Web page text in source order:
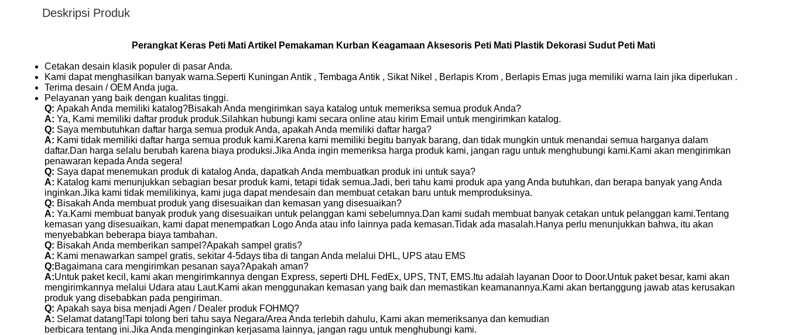
Deskripsi Produk
Perangkat Keras Peti Mati Artikel Pemakaman Kurban Keagamaan Aksesoris Peti Mati Plastik Dekorasi Sudut Peti Mati
Cetakan desain klasik populer di pasar Anda.
Kami dapat menghasilkan banyak warna.Seperti Kuningan Antik , Tembaga Antik , Sikat Nikel , Berlapis Krom , Berlapis Emas juga memiliki warna lain jika diperlukan .
Terima desain / OEM Anda juga.
Pelayanan yang baik dengan kualitas tinggi.
Q: Apakah Anda memiliki katalog?Bisakah Anda mengirimkan saya katalog untuk memeriksa semua produk Anda?
A: Ya, Kami memiliki daftar produk produk.Silahkan hubungi kami secara online atau kirim Email untuk mengirimkan katalog.
Q: Saya membutuhkan daftar harga semua produk Anda, apakah Anda memiliki daftar harga?
A: Kami tidak memiliki daftar harga semua produk kami.Karena kami memiliki begitu banyak barang, dan tidak mungkin untuk menandai semua harganya dalam
daftar.Dan harga selalu berubah karena biaya produksi.Jika Anda ingin memeriksa harga produk kami, jangan ragu untuk menghubungi kami.Kami akan mengirimkan
penawaran kepada Anda segera!
Q: Saya dapat menemukan produk di katalog Anda, dapatkah Anda membuatkan produk ini untuk saya?
A: Katalog kami menunjukkan sebagian besar produk kami, tetapi tidak semua.Jadi, beri tahu kami produk apa yang Anda butuhkan, dan berapa banyak yang Anda
inginkan.Jika kami tidak memilikinya, kami juga dapat mendesain dan membuat cetakan baru untuk memproduksinya.
Q: Bisakah Anda membuat produk yang disesuaikan dan kemasan yang disesuaikan?
A: Ya.Kami membuat banyak produk yang disesuaikan untuk pelanggan kami sebelumnya.Dan kami sudah membuat banyak cetakan untuk pelanggan kami.Tentang
kemasan yang disesuaikan, kami dapat menempatkan Logo Anda atau info lainnya pada kemasan.Tidak ada masalah.Hanya perlu menunjukkan bahwa, itu akan
menyebabkan beberapa biaya tambahan.
Q: Bisakah Anda memberikan sampel?Apakah sampel gratis?
A: Kami menawarkan sampel gratis, sekitar 4-5days tiba di tangan Anda melalui DHL, UPS atau EMS
Q:Bagaimana cara mengirimkan pesanan saya?Apakah aman?
A:Untuk paket kecil, kami akan mengirimkannya dengan Express, seperti DHL FedEx, UPS, TNT, EMS.Itu adalah layanan Door to Door.Untuk paket besar, kami akan
mengirimkannya melalui Udara atau Laut.Kami akan menggunakan kemasan yang baik dan memastikan keamanannya.Kami akan bertanggung jawab atas kerusakan
produk yang disebabkan pada pengiriman.
Q: Apakah saya bisa menjadi Agen / Dealer produk FOHMQ?
A: Selamat datang!Tapi tolong beri tahu saya Negara/Area Anda terlebih dahulu, Kami akan memeriksanya dan kemudian
berbicara tentang ini.Jika Anda menginginkan kerjasama lainnya, jangan ragu untuk menghubungi kami.